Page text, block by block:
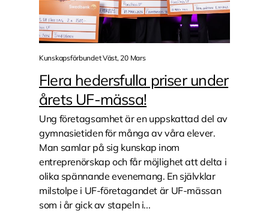
Kunskapsförbundet Väst, 20 Mars
Flera hedersfulla priser under
årets UF-mässa!
Ung företagsamhet är en uppskattad del av
gymnasietiden för många av våra elever.
Man samlar på sig kunskap inom
entreprenörskap och får möjlighet att delta i
olika spännande evenemang. En självklar
milstolpe i UF-företagandet är UF-mässan
som i år gick av stapeln i...